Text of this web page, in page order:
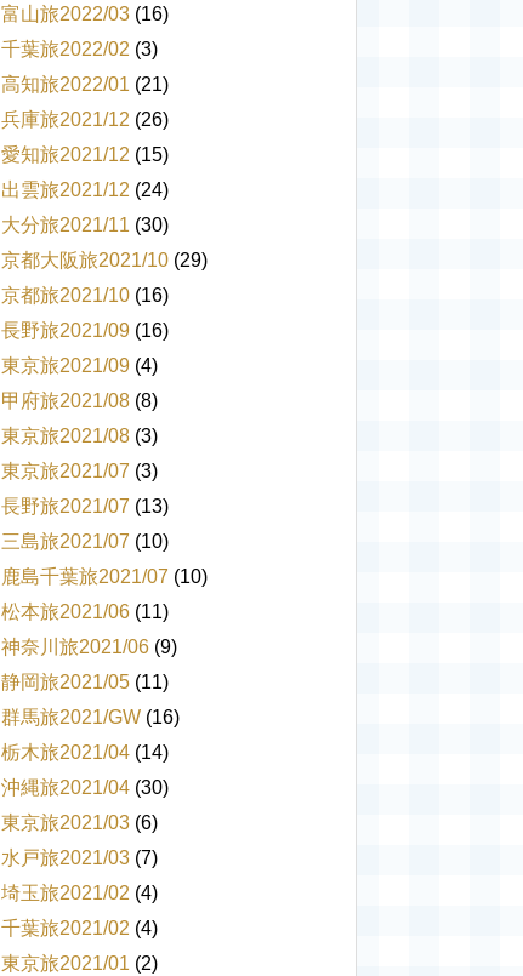
富山旅2022/03 (16)
千葉旅2022/02 (3)
高知旅2022/01 (21)
兵庫旅2021/12 (26)
愛知旅2021/12 (15)
出雲旅2021/12 (24)
大分旅2021/11 (30)
京都大阪旅2021/10 (29)
京都旅2021/10 (16)
長野旅2021/09 (16)
東京旅2021/09 (4)
甲府旅2021/08 (8)
東京旅2021/08 (3)
東京旅2021/07 (3)
長野旅2021/07 (13)
三島旅2021/07 (10)
鹿島千葉旅2021/07 (10)
松本旅2021/06 (11)
神奈川旅2021/06 (9)
静岡旅2021/05 (11)
群馬旅2021/GW (16)
栃木旅2021/04 (14)
沖縄旅2021/04 (30)
東京旅2021/03 (6)
水戸旅2021/03 (7)
埼玉旅2021/02 (4)
千葉旅2021/02 (4)
東京旅2021/01 (2)